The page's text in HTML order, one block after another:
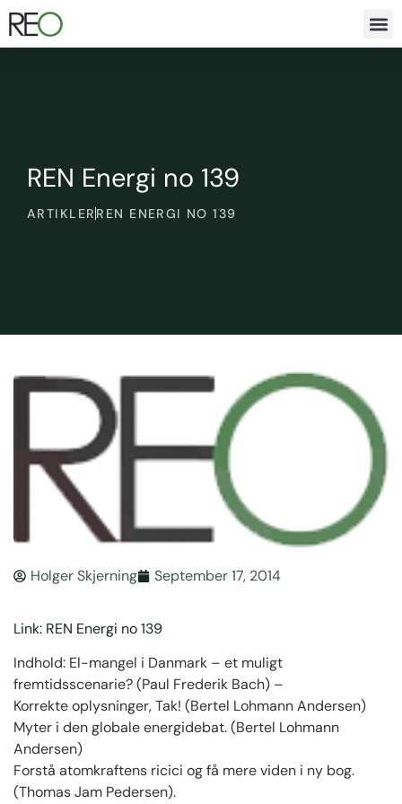
REN Energi no 139
ARTIKLER REN ENERGI NO 139
Holger Skjerning September 17, 2014
Link: REN Energi no 139
Indhold: El-mangel i Danmark – et muligt
fremtidsscenarie? (Paul Frederik Bach) –
Korrekte oplysninger, Tak! (Bertel Lohmann Andersen)
Myter i den globale energidebat. (Bertel Lohmann
Andersen)
Forstå atomkraftens ricici og få mere viden i ny bog.
(Thomas Jam Pedersen).